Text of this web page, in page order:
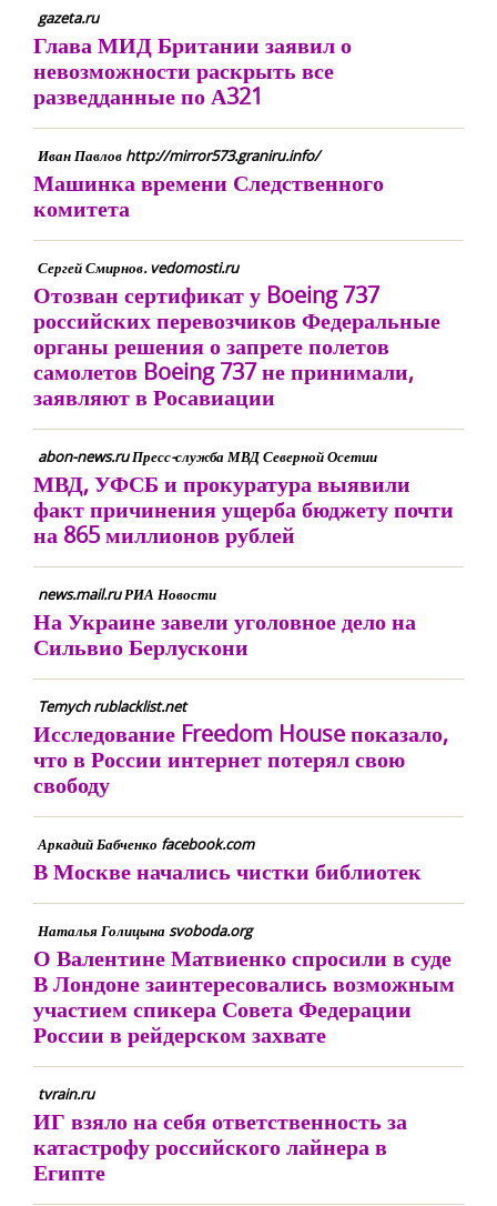
gazeta.ru
Глава МИД Британии заявил о
невозможности раскрыть все
разведданные по А321
Иван Павлов http://mirror573.graniru.info/
Машинка времени Следственного
комитета
Сергей Смирнов. vedomosti.ru
Отозван сертификат у Boeing 737
российских перевозчиков Федеральные
органы решения о запрете полетов
самолетов Boeing 737 не принимали,
заявляют в Росавиации
abon-news.ru Пресс-служба МВД Северной Осетии
МВД, УФСБ и прокуратура выявили
факт причинения ущерба бюджету почти
на 865 миллионов рублей
news.mail.ru РИА Новости
На Украине завели уголовное дело на
Сильвио Берлускони
Temych rublacklist.net
Исследование Freedom House показало,
что в России интернет потерял свою
свободу
Аркадий Бабченко facebook.com
В Москве начались чистки библиотек
Наталья Голицына svoboda.org
О Валентине Матвиенко спросили в суде
В Лондоне заинтересовались возможным
участием спикера Совета Федерации
России в рейдерском захвате
tvrain.ru
ИГ взяло на себя ответственность за
катастрофу российского лайнера в
Египте